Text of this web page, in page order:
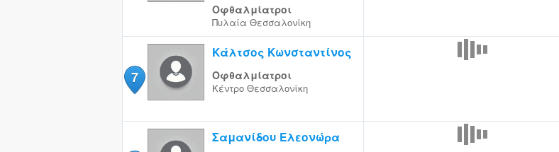
Οφθαλμίατροι
Πυλαία Θεσσαλονίκη
7
Κάλτσος Κωνσταντίνος
Οφθαλμίατροι
Κέντρο Θεσσαλονίκη
Σαμανίδου Ελεονώρα